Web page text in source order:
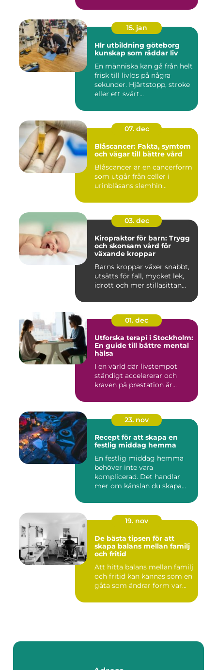
15. jan
Hlr utbildning göteborg
kunskap som räddar liv
En människa kan gå från helt
frisk till livlös på några
sekunder. Hjärtstopp, stroke
eller ett svårt...
07. dec
Blåscancer: Fakta, symtom
och vägar till bättre vård
Blåscancer är en cancerform
som utgår från celler i
urinblåsans slemhin...
03. dec
Kiropraktor för barn: Trygg
och skonsam vård för
växande kroppar
Barns kroppar växer snabbt,
utsätts för fall, mycket lek,
idrott och mer stillasittan...
01. dec
Utforska terapi i Stockholm:
En guide till bättre mental
hälsa
I en värld där livstempot
ständigt accelererar och
kraven på prestation är...
23. nov
Recept för att skapa en
festlig middag hemma
En festlig middag hemma
behöver inte vara
komplicerad. Det handlar
mer om känslan du skapa...
19. nov
De bästa tipsen för att
skapa balans mellan familj
och fritid
Att hitta balans mellan familj
och fritid kan kännas som en
gåta som ändrar form var...